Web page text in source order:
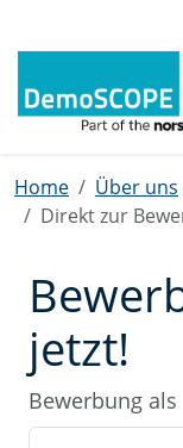
Home Über uns
Direkt zur
jetzt!
Bewerbung als